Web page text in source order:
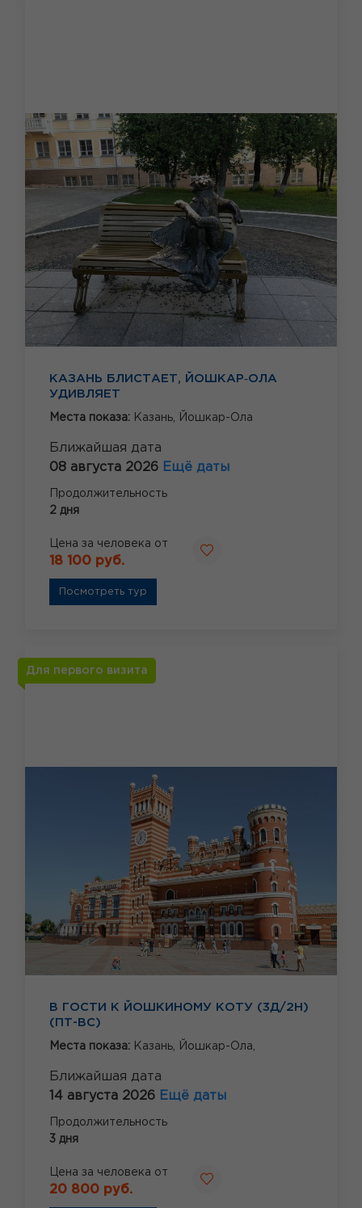
КАЗАНЬ БЛИСТАЕТ, ЙОШКАР‑ОЛА
УДИВЛЯЕТ
Места показа: Казань, Йошкар-Ола
Ближайшая дата
08 августа 2026 Ещё даты
Продолжительность
2 дня
Цена за человека от
18 100 руб.
Посмотреть тур
Для первого визита
В ГОСТИ К ЙОШКИНОМУ КОТУ (3Д/2Н)
(ПТ-ВС)
Места показа: Казань, Йошкар-Ола,
Ближайшая дата
14 августа 2026 Ещё даты
Продолжительность
3 дня
Цена за человека от
20 800 руб.